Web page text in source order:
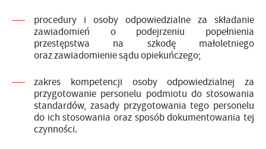
procedury i osoby odpowiedzialne za składanie
zawiadomień o podejrzeniu popełnienia
przestępstwa na szkodę małoletniego
oraz zawiadomienie sądu opiekuńczego;
zakres kompetencji osoby odpowiedzialnej za
przygotowanie personelu podmiotu do stosowania
standardów, zasady przygotowania tego personelu
do ich stosowania oraz sposób dokumentowania tej
czynności.